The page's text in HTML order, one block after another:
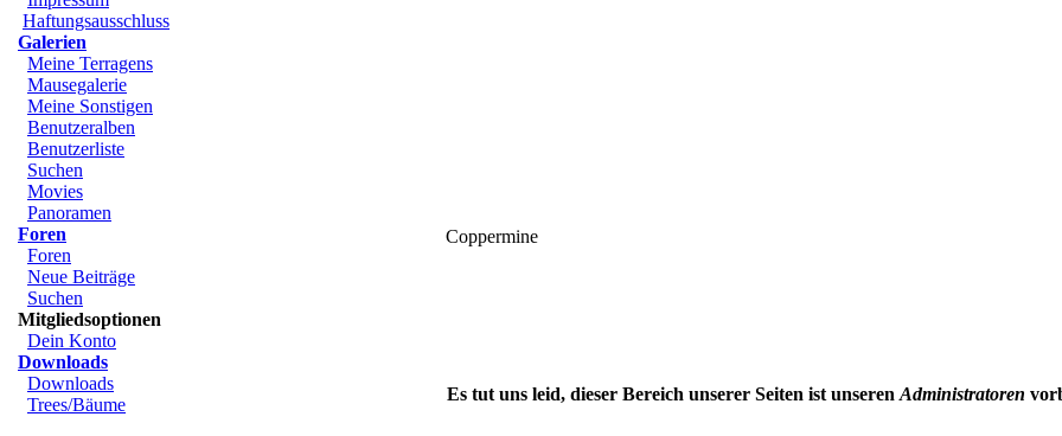
Haftungsausschluss
Galerien
Meine Terragens
Mausegalerie
Meine Sonstigen
Benutzeralben
Benutzerliste
Suchen
Movies
Panoramen
Foren
Foren
Neue Beiträge
Suchen
Mitgliedsoptionen
Dein Konto
Downloads
Downloads
Trees/Bäume
Coppermine
Es tut uns leid, dieser Bereich unserer Seiten ist unseren Administratoren